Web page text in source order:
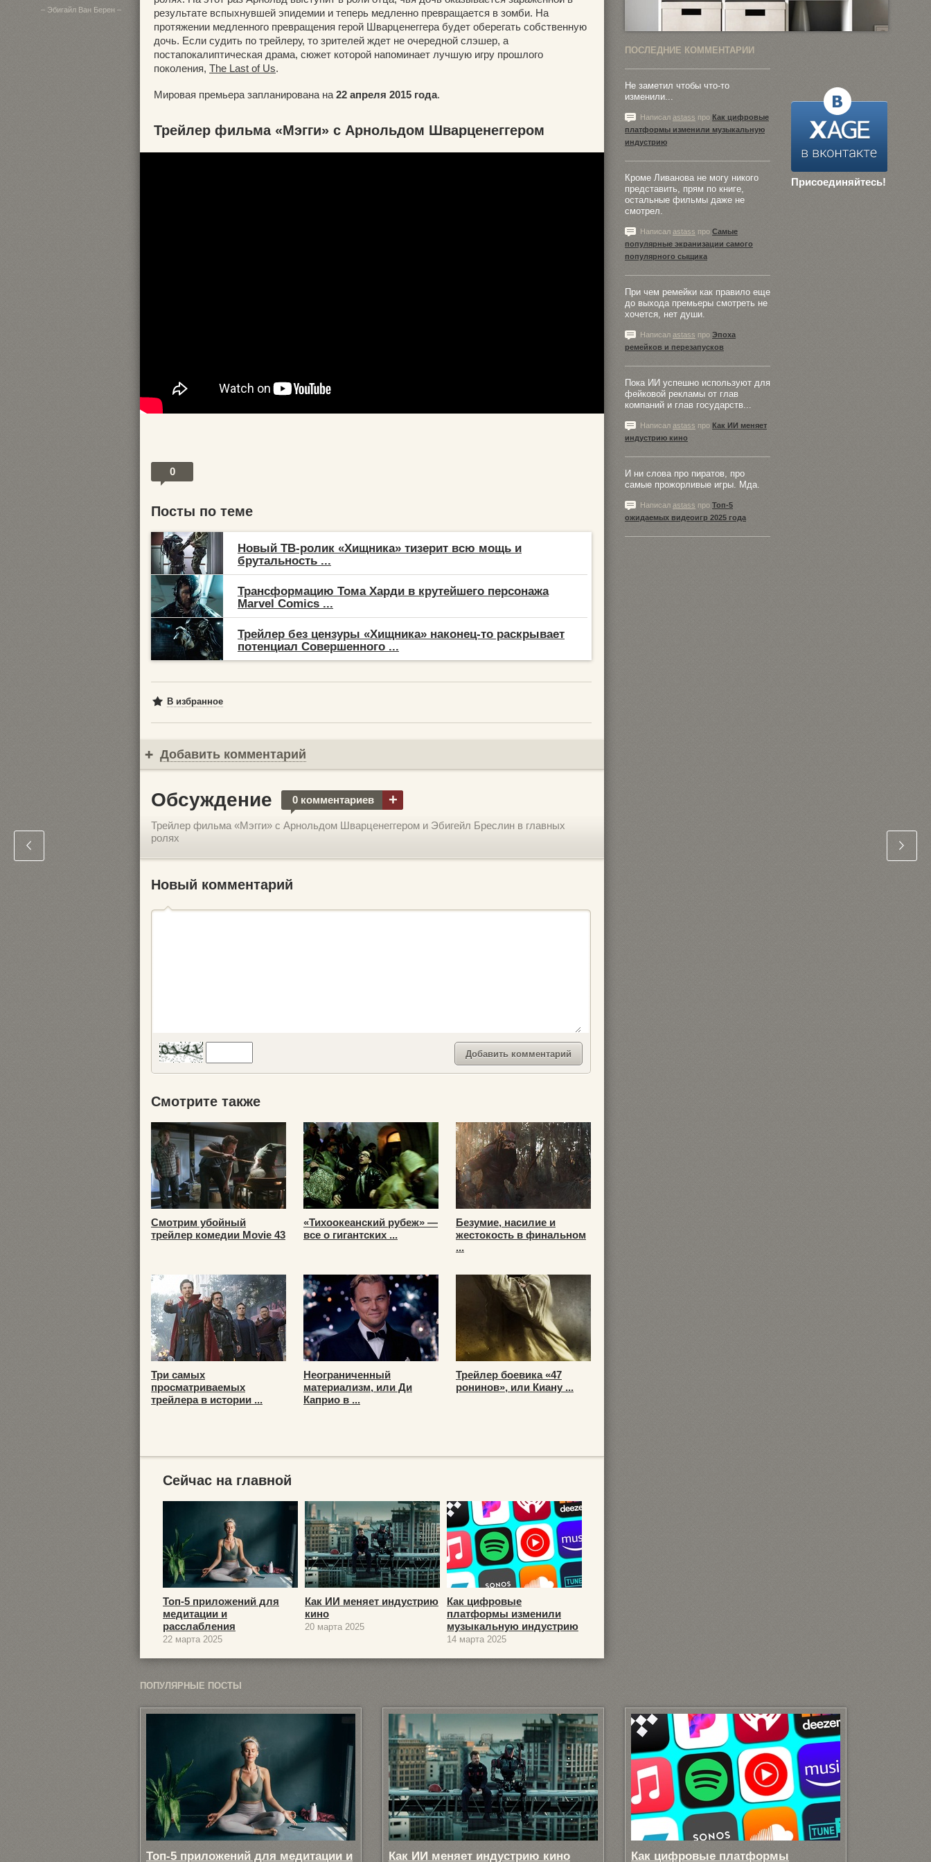
– Эбигайл Ван Берен –
результате вспыхнувшей эпидемии и теперь медленно превращается в зомби. На
протяжении медленного превращения герой Шварценеггера будет оберегать собственную
дочь. Если судить по трейлеру, то зрителей ждет не очередной слэшер, а
постапокалиптическая драма, сюжет которой напоминает лучшую игру прошлого
поколения, The Last of Us.
Мировая премьера запланирована на 22 апреля 2015 года.
Трейлер фильма «Мэгги» с Арнольдом Шварценеггером
0
Посты по теме
Новый ТВ-ролик «Хищника» тизерит всю мощь и
брутальность ...
Трансформацию Тома Харди в крутейшего персонажа
Marvel Comics ...
Трейлер без цензуры «Хищника» наконец-то раскрывает
потенциал Совершенного ...
В избранное
Добавить комментарий
Обсуждение 0 комментариев +
Трейлер фильма «Мэгги» с Арнольдом Шварценеггером и Эбигейл Бреслин в главных
ролях
Новый комментарий
Смотрите также
Смотрим убойный
трейлер комедии Movie 43
«Тихоокеанский рубеж» —
все о гигантских ...
Безумие, насилие и
жестокость в финальном
...
Три самых
просматриваемых
трейлера в истории ...
Неограниченный
материализм, или Ди
Каприо в ...
Трейлер боевика «47
ронинов», или Киану ...
Сейчас на главной
Топ-5 приложений для
медитации и
расслабления
22 марта 2025
Как ИИ меняет индустрию
кино
20 марта 2025
Как цифровые
платформы изменили
музыкальную индустрию
14 марта 2025
ПОСЛЕДНИЕ КОММЕНТАРИИ
Присоединяйтесь!
Не заметил чтобы что-то
изменили...
Написал astass про Как цифровые
платформы изменили музыкальную
индустрию
Кроме Ливанова не могу никого
представить, прям по книге,
остальные фильмы даже не
смотрел.
Написал astass про Самые
популярные экранизации самого
популярного сыщика
При чем ремейки как правило еще
до выхода премьеры смотреть не
хочется, нет души.
Написал astass про Эпоха
ремейков и перезапусков
Пока ИИ успешно используют для
фейковой рекламы от глав
компаний и глав государств...
Написал astass про Как ИИ меняет
индустрию кино
И ни слова про пиратов, про
самые прожорливые игры. Мда.
Написал astass про Топ-5
ожидаемых видеоигр 2025 года
ПОПУЛЯРНЫЕ ПОСТЫ
Топ-5 приложений для медитации и Как ИИ меняет индустрию кино Как цифровые платформы